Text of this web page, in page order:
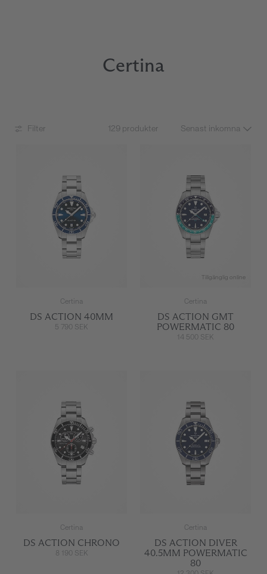
Certina
Filter 129 produkter
Certina
DS ACTION 40MM
5 790 SEK
Tillgänglig online
Certina
DS ACTION GMT
POWERMATIC 80
14 500 SEK
Certina
DS ACTION CHRONO
8 190 SEK
Certina
DS ACTION DIVER
40.5MM POWERMATIC
80